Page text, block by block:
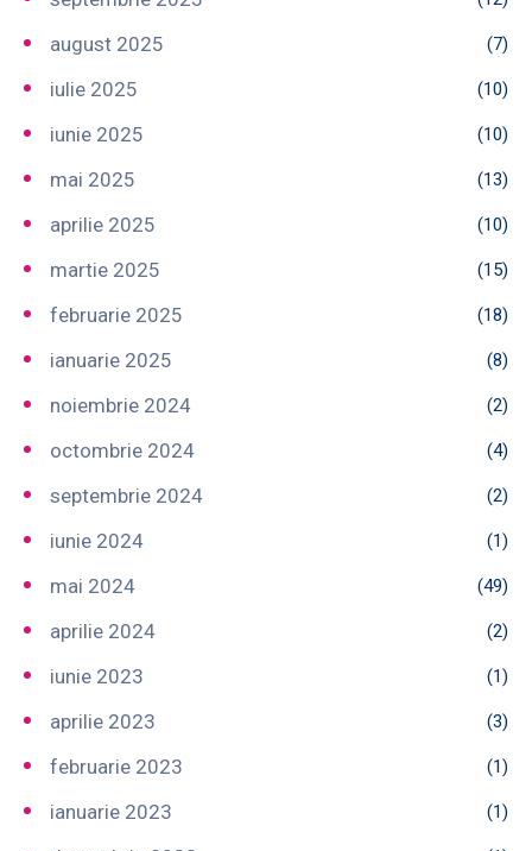
august 2025 (7)
iulie 2025 (10)
iunie 2025 (10)
mai 2025 (13)
aprilie 2025 (10)
martie 2025 (15)
februarie 2025 (18)
ianuarie 2025 (8)
noiembrie 2024 (2)
octombrie 2024 (4)
septembrie 2024 (2)
iunie 2024 (1)
mai 2024 (49)
aprilie 2024 (2)
iunie 2023 (1)
aprilie 2023 (3)
februarie 2023 (1)
ianuarie 2023 (1)